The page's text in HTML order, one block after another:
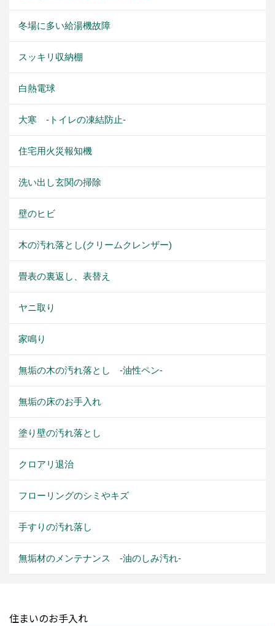
冬場に多い給湯機故障
スッキリ収納棚
白熱電球
大寒 -トイレの凍結防止-
住宅用火災報知機
洗い出し玄関の掃除
壁のヒビ
木の汚れ落とし(クリームクレンザー)
畳表の裏返し、表替え
ヤニ取り
家鳴り
無垢の木の汚れ落とし -油性ペン-
無垢の床のお手入れ
塗り壁の汚れ落とし
クロアリ退治
フローリングのシミやキズ
手すりの汚れ落し
無垢材のメンテナンス -油のしみ汚れ-
住まいのお手入れ